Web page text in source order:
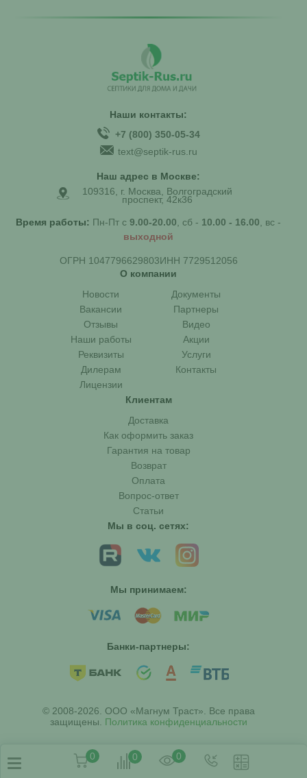
Наши контакты:
+7 (800) 350-05-34
text@septik-rus.ru
Наш адрес в Москве:
109316, г. Москва, Волгоградский
проспект, 42к36
Время работы: Пн-Пт с 9.00-20.00 , сб - 10.00 - 16.00 , вс -
выходной
ОГРН 1047796629803ИНН 7729512056
О компании
Новости
Документы
Вакансии
Партнеры
Отзывы
Видео
Наши работы
Акции
Реквизиты
Услуги
Дилерам
Контакты
Лицензии
Клиентам
Доставка
Как оформить заказ
Гарантия на товар
Возврат
Оплата
Вопрос-ответ
Статьи
Мы в соц. сетях:
Мы принимаем:
Банки-партнеры:
© 2008-2026. ООО «Магнум Траст». Все права
защищены. Политика конфиденциальности
0 0 0